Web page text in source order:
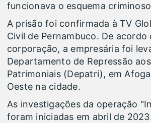
funcionava o esquema
A prisão foi confirmada à TV
Civil de Pernambuco. De acordo
corporação, a empresária foi
Departamento de Repressão
Patrimoniais (Depatri), em
Oeste na cidade.
As investigações da operação
foram iniciadas em abril de